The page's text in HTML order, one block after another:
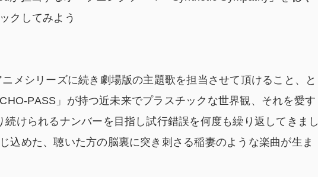
クしてみよう
メシリーズに続き劇場版の主題歌を担当させて頂けること、と
PASS」が持つ近未来でプラスチックな世界観、それを愛す
続けられるナンバーを目指し試行錯誤を何度も繰り返してきまし
込めた、聴いた方の脳裏に突き刺さる稲妻のような楽曲が生ま